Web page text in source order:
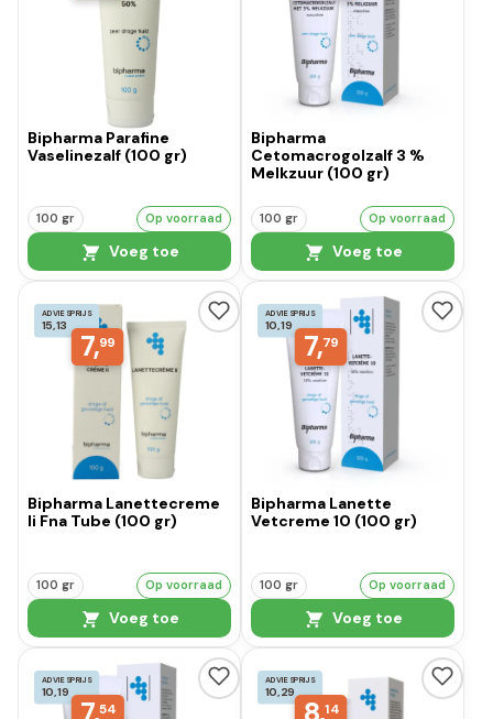
Bipharma Parafine
Vaselinezalf (100 gr)
100 gr Op voorraad
Voeg toe
Bipharma
Cetomacrogolzalf 3 %
Melkzuur (100 gr)
100 gr Op voorraad
Voeg toe
ADVIESPRIJS
15,13
7,99
Bipharma Lanettecreme
Ii Fna Tube (100 gr)
100 gr Op voorraad
Voeg toe
ADVIESPRIJS
10,19
7,79
Bipharma Lanette
Vetcreme 10 (100 gr)
100 gr Op voorraad
Voeg toe
ADVIESPRIJS
10,19
54
ADVIESPRIJS
10,29
14